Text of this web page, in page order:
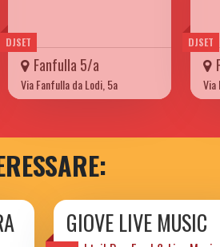
DJSET
Fanfulla 5/a
Via Fanfulla da Lodi, 5a
DJSET
Via
GIOVE LIVE MUSIC